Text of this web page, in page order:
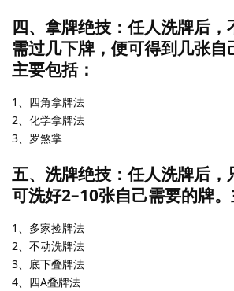
四、拿牌绝技：任人洗牌后，
需过几下牌，便可得到几张自
主要包括：
1、四角拿牌法
2、化学拿牌法
3、罗煞掌
五、洗牌绝技：任人洗牌后，
可洗好2–10张自己需要的牌。
1、多家捡牌法
2、不动洗牌法
3、底下叠牌法
4、四A叠牌法